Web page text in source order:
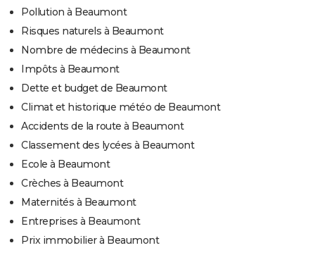
Pollution à Beaumont
Risques naturels à Beaumont
Nombre de médecins à Beaumont
Impôts à Beaumont
Dette et budget de Beaumont
Climat et historique météo de Beaumont
Accidents de la route à Beaumont
Classement des lycées à Beaumont
Ecole à Beaumont
Crèches à Beaumont
Maternités à Beaumont
Entreprises à Beaumont
Prix immobilier à Beaumont